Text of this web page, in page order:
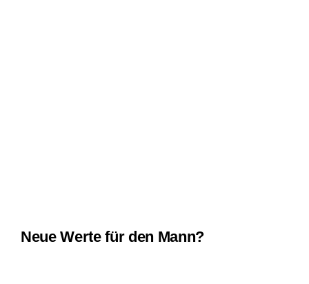
Neue Werte für den Mann?